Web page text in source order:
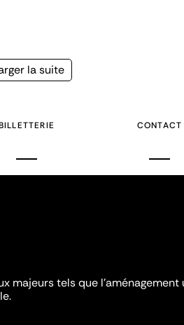
la suite
CONTACT
majeurs tels que l'aménagement